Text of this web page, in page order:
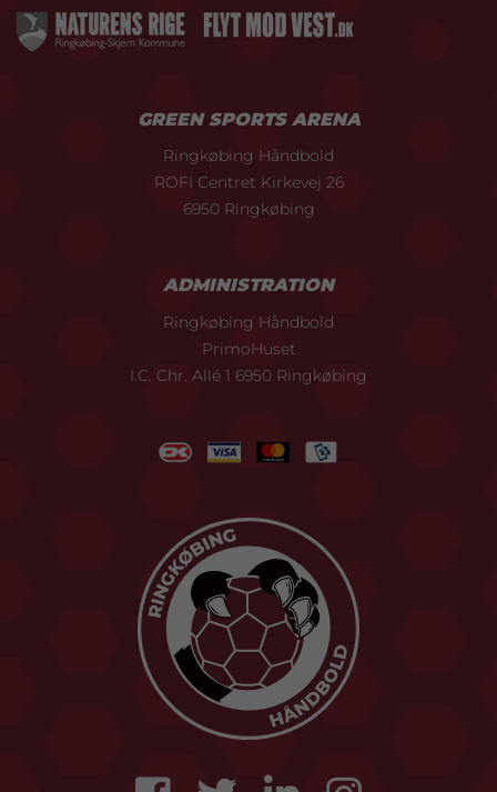
GREEN SPORTS ARENA
Ringkøbing Håndbold
ROFI Centret Kirkevej 26
6950 Ringkøbing
ADMINISTRATION
Ringkøbing Håndbold
PrimoHuset
I.C. Chr. Allé 1 6950 Ringkøbing